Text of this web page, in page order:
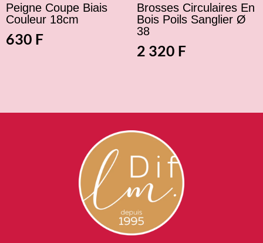
Peigne Coupe Biais
Couleur 18cm
630 F
Brosses Circulaires En
Bois Poils Sanglier Ø
38
2 320 F